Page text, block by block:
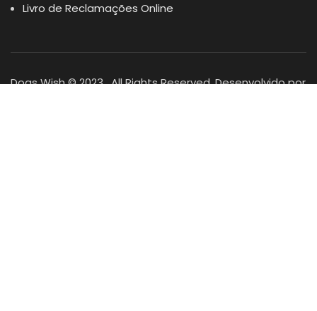
Livro de Reclamações Online
Dogs Wish © 2023 . All Rights Reserved. Desenvolvido por